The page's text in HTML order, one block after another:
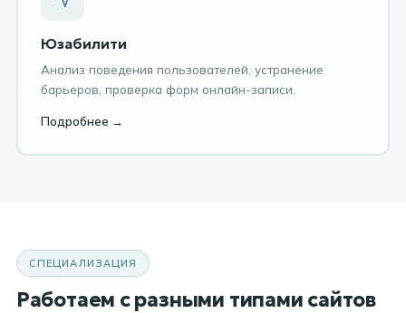
Юзабилити
Анализ поведения пользователей, устранение
барьеров, проверка форм онлайн-записи.
Подробнее →
СПЕЦИАЛИЗАЦИЯ
Работаем с разными типами сайтов